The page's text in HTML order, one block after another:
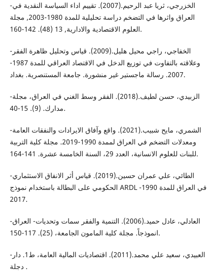
-الخزرجي، ثريا عبد الرحيم.(2007). تقييم اداء السياسة النقدية في
العراق واثرها في التضخم دراسة تحليلية للمدة 1980-2003, مجلة
العلوم الاقتصادية والادارية, 13 (48). 142-160.
-الخفاجي، راجي محيل هليل.(2009). قياس وتحليل ظاهرة الفقر
وعلاقته بالتفاوت في توزيع الدخل في الاقتصاد العراقي للمدة 1987-
2007. رسالة ماجستير غير منشورة. جامعة المستنصرية. بغداد.
-الزبيدي، حسن لطيف.(2018). الفقر وسط الغني في العراق، مجلة
مدارك. (9). 15-40.
-الشمري، مايح شبيب.(2021). واقع وآفاق الايرادات والنفقات العامة
ومعدلات التضخم في العراق لممدة 1990-2019. مجلة كلية التربية
للبنات للعلوم الانسانية، العدد 29، السنة الخامسة عشرة. 141-164.
-الطائي، علي عمران حسين.(2019). قياس أثر الانفاق الاستثماري
الحكومي على البطالة باستخدام نموذج ARDL في العراق للمدة 1990-
2017.
-العادلي، عادل حميد.(2006). التنمية والفقر سمات وتحديات- العراق
انموذجاً. مجلة كلية المامون الجامعة، (25). 117-150.
-العبيدي، سعيد علي محمد.(2011). اقتصاديات المالية العامة، ط1. دار
دجلة .